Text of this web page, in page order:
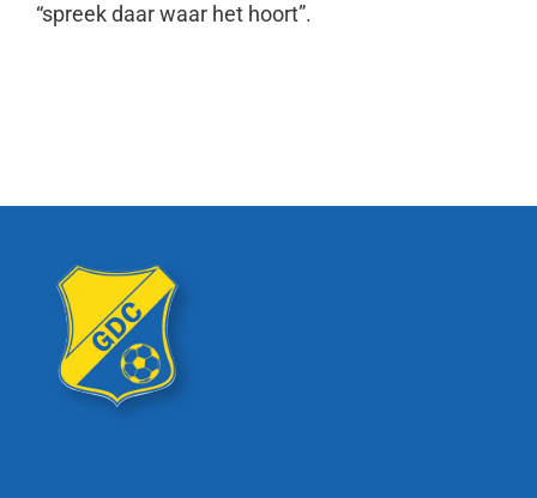
“spreek daar waar het hoort”.